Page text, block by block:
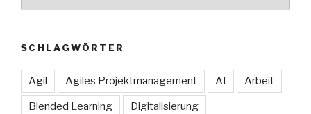
SCHLAGWÖRTER
Agil Agiles Projektmanagement AI Arbeit
Blended Learning Digitalisierung